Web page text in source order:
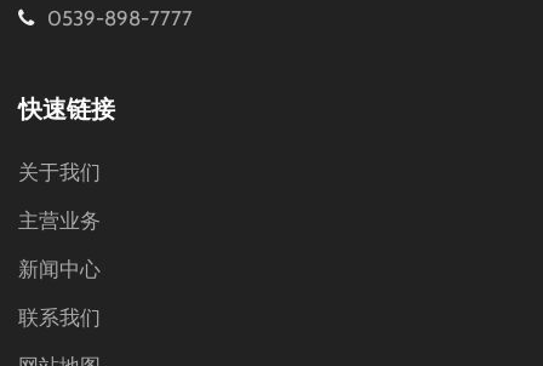
0539-898-7777
快速链接
关于我们
主营业务
新闻中心
联系我们